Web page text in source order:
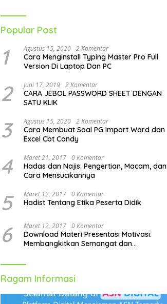
Popular Post
1 Agustus 15, 2020 2 Komentar
Cara Menginstall Typing Master Pro Full
Version Di Laptop Dan PC
2 Juni 17, 2019 2 Komentar
CARA JEBOL PASSWORD SHEET DENGAN
SATU KLIK
3 Agustus 15, 2020 2 Komentar
Cara Membuat Soal PG Import Word dan
Excel Cbt Candy
4 Maret 21, 2017 0 Komentar
Hadas dan Najis: Pengertian, Macam, dan
Cara Mensucikannya
5 Maret 12, 2017 0 Komentar
Hadist Tentang Etika Peserta Didik
6 Maret 12, 2017 0 Komentar
Download Materi Presentasi Motivasi:
Membangkitkan Semangat dan
Ragam Informasi